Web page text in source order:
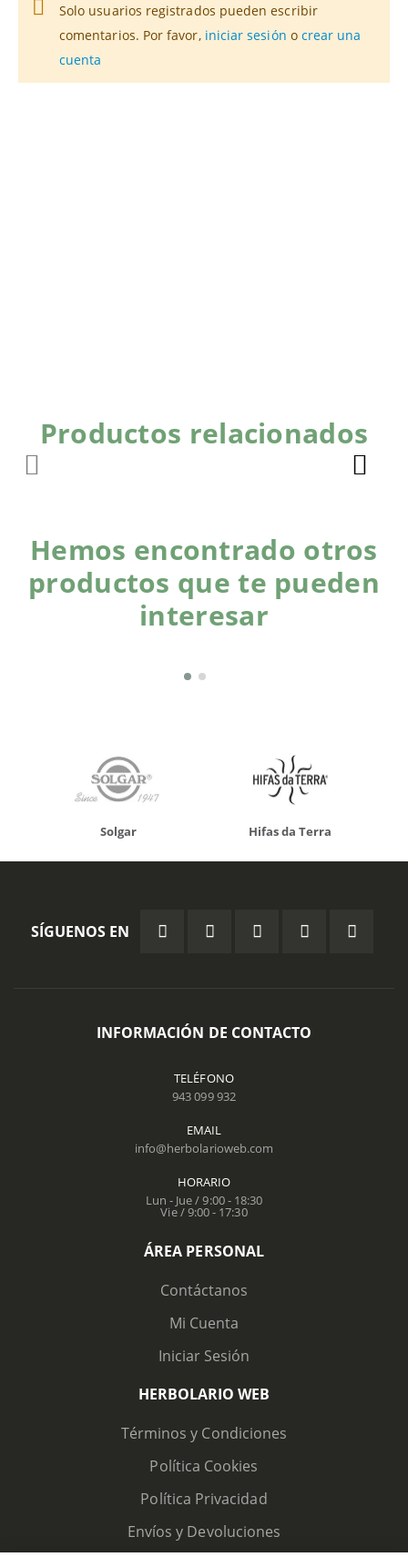
Solo usuarios registrados pueden escribir
comentarios. Por favor, iniciar sesión o crear una
cuenta
Productos relacionados
Hemos encontrado otros
productos que te pueden
interesar
Solgar Hifas da Terra
SÍGUENOS EN
INFORMACIÓN DE CONTACTO
TELÉFONO
943 099 932
EMAIL
info@herbolarioweb.com
HORARIO
Lun - Jue / 9:00 - 18:30
Vie / 9:00 - 17:30
ÁREA PERSONAL
Contáctanos
Mi Cuenta
Iniciar Sesión
HERBOLARIO WEB
Términos y Condiciones
Política Cookies
Política Privacidad
Envíos y Devoluciones